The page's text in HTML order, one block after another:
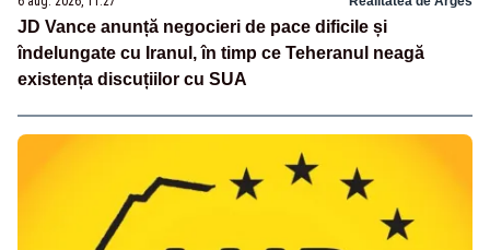
JD Vance anunță negocieri de pace dificile și
îndelungate cu Iranul, în timp ce Teheranul neagă
existența discuțiilor cu SUA